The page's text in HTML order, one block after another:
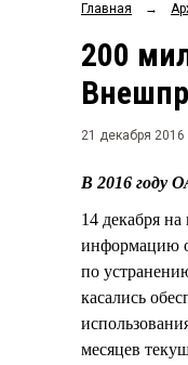
Главная →
200
21 декабря 2016
В 2016 году
14 декабря
информацию
по
касались
месяцев